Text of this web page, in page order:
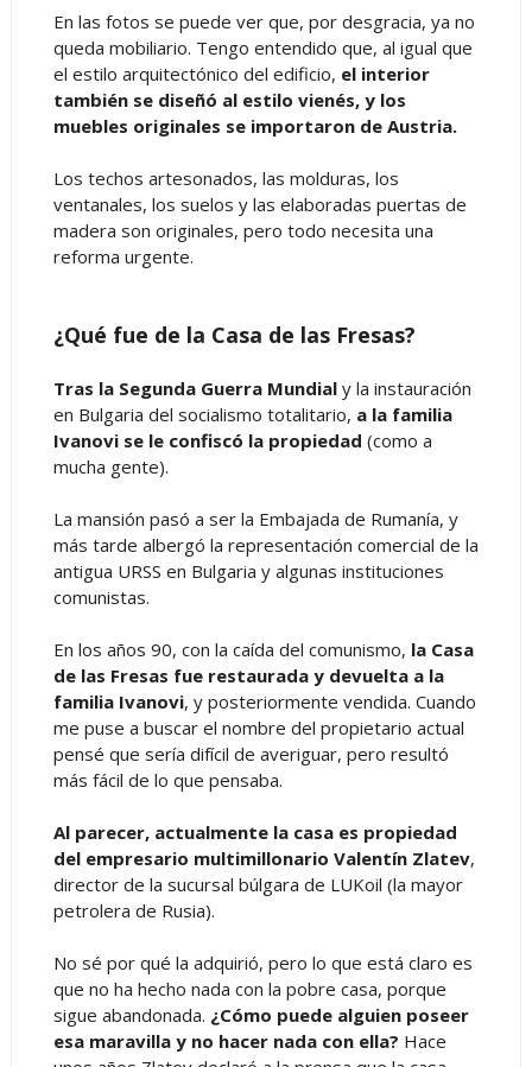
En las fotos se puede ver que, por desgracia, ya no
queda mobiliario. Tengo entendido que, al igual que
el estilo arquitectónico del edificio, el interior
también se diseñó al estilo vienés, y los
muebles originales se importaron de Austria.
Los techos artesonados, las molduras, los
ventanales, los suelos y las elaboradas puertas de
madera son originales, pero todo necesita una
reforma urgente.
¿Qué fue de la Casa de las Fresas?
Tras la Segunda Guerra Mundial y la instauración
en Bulgaria del socialismo totalitario, a la familia
Ivanovi se le confiscó la propiedad (como a
mucha gente).
La mansión pasó a ser la Embajada de Rumanía, y
más tarde albergó la representación comercial de la
antigua URSS en Bulgaria y algunas instituciones
comunistas.
En los años 90, con la caída del comunismo, la Casa
de las Fresas fue restaurada y devuelta a la
familia Ivanovi, y posteriormente vendida. Cuando
me puse a buscar el nombre del propietario actual
pensé que sería difícil de averiguar, pero resultó
más fácil de lo que pensaba.
Al parecer, actualmente la casa es propiedad
del empresario multimillonario Valentín Zlatev,
director de la sucursal búlgara de LUKoil (la mayor
petrolera de Rusia).
No sé por qué la adquirió, pero lo que está claro es
que no ha hecho nada con la pobre casa, porque
sigue abandonada. ¿Cómo puede alguien poseer
esa maravilla y no hacer nada con ella? Hace